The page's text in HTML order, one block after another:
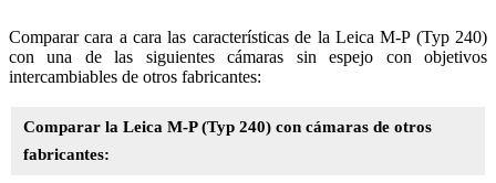
Comparar cara a cara las características de la Leica M-P (Typ 240)
con una de las siguientes cámaras sin espejo con objetivos
intercambiables de otros fabricantes:
Comparar la Leica M-P (Typ 240) con cámaras de otros
fabricantes: